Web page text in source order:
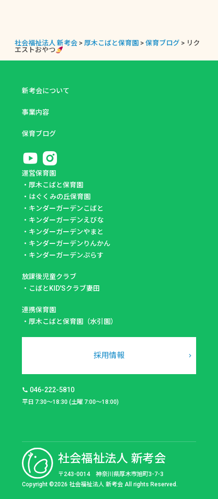
社会福祉法人 新考会 > 厚木こばと保育園 > 保育ブログ > リク
エストおやつ
新考会について
事業内容
保育ブログ
運営保育園
・ 厚木こばと保育園
・ はぐくみの丘保育園
・ キンダーガーデンこばと
・ キンダーガーデンえびな
・ キンダーガーデンやまと
・ キンダーガーデンりんかん
・ キンダーガーデンぷらす
放課後児童クラブ
・ こばとKID'Sクラブ妻田
連携保育園
・ 厚木こばと保育園（水引園）
採用情報
046-222-5810
平日 7:30～18:30 (土曜 7:00～18:00)
社会福祉法人 新考会
〒243-0014 神奈川県厚木市旭町3-7-3
Copyright ©2026 社会福祉法人 新考会 All rights Reserved.